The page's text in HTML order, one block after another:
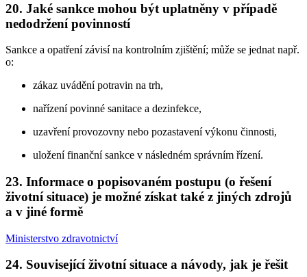
20. Jaké sankce mohou být uplatněny v případě
nedodržení povinností
Sankce a opatření závisí na kontrolním zjištění; může se jednat např.
o:
zákaz uvádění potravin na trh,
nařízení povinné sanitace a dezinfekce,
uzavření provozovny nebo pozastavení výkonu činnosti,
uložení finanční sankce v následném správním řízení.
23. Informace o popisovaném postupu (o řešení
životní situace) je možné získat také z jiných zdrojů
a v jiné formě
Ministerstvo zdravotnictví
24. Související životní situace a návody, jak je řešit